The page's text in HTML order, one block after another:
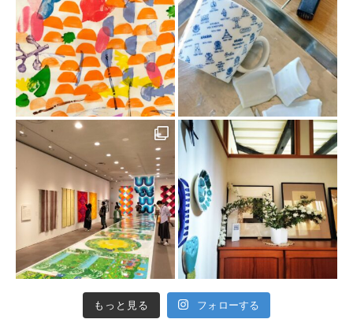
もっと見る フォローする